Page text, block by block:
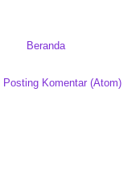
Beranda
Posting Komentar (Atom)